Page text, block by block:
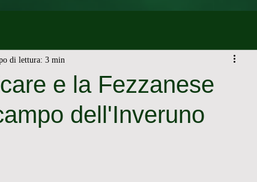
e la Fezzanese
dell'Inveruno
di lettura: 3 min